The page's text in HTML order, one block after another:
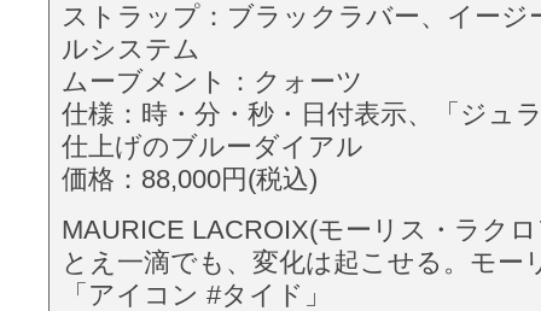
ストラップ：ブラックラバー、イージ
ルシステム
ムーブメント：クォーツ
仕様：時・分・秒・日付表示、「ジュ
仕上げのブルーダイアル
価格：88,000円(税込)
MAURICE LACROIX(モーリス・ラク
とえ一滴でも、変化は起こせる。モー
「アイコン #タイド」